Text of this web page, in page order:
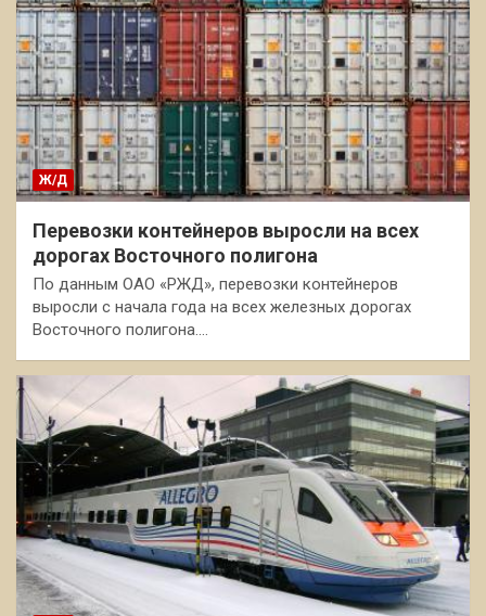
Ж/Д
Перевозки контейнеров выросли на всех
дорогах Восточного полигона
По данным ОАО «РЖД», перевозки контейнеров
выросли с начала года на всех железных дорогах
Восточного полигона.…